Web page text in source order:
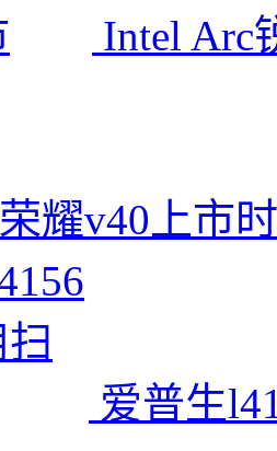
Intel Arc
荣耀v40上市
爱普生